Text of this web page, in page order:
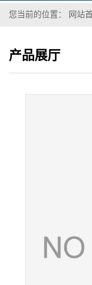
您当前的位置： 网站
份:C/Si/Mn/P/S/Cr/Ni/
产品展厅